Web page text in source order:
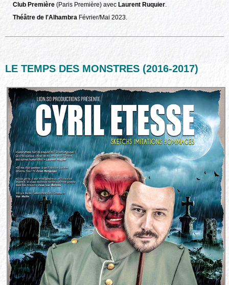
Club Première (Paris Première) avec Laurent Ruquier.
Théâtre de l'Alhambra Février/Mai 2023.
LE TEMPS DES MONSTRES (2016-2017)